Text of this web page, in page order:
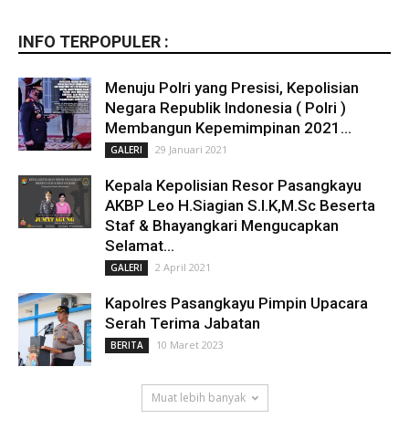
INFO TERPOPULER :
Menuju Polri yang Presisi, Kepolisian
Negara Republik Indonesia ( Polri )
Membangun Kepemimpinan 2021...
GALERI 29 Januari 2021
Kepala Kepolisian Resor Pasangkayu
AKBP Leo H.Siagian S.I.K,M.Sc Beserta
Staf & Bhayangkari Mengucapkan
Selamat...
GALERI 2 April 2021
Kapolres Pasangkayu Pimpin Upacara
Serah Terima Jabatan
BERITA 10 Maret 2023
Muat lebih banyak